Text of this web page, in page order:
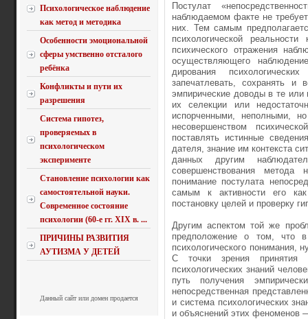
Психологическое наблюдение
как метод и методика
Особенности эмоциональной
сферы умственно отсталого
ребёнка
Конфликты и пути их
разрешения
Система гипотез,
проверяемых в
психологическом
эксперименте
Становление психологии как
самостоятельной науки.
Современное состояние
психологии (60-е гг. XIX в. ...
ПРИЧИНЫ РАЗВИТИЯ
АУТИЗМА У ДЕТЕЙ
Данный сайт или домен продается
Постулат
наблюдаемом факте не
них. Тем самым
психологической
психического отраже­ния
осуществ­ляющего
дирования
запечатлевать, сохранять и
эмпирические доводы в те
их селекции или
испорченными, неполными,
несовершенством
поставлять истинные
дателя, знание им контекста
данных другим
совершенствования
понимание постулата
самым к активности его
постановку целей и проверку
Другим аспектом той же
предположение о том, что
психологического понимания,
С точки зрения принятия
психологических знаний
путь получения
непосредственная
и система психологических
и объяснений этих феноменов